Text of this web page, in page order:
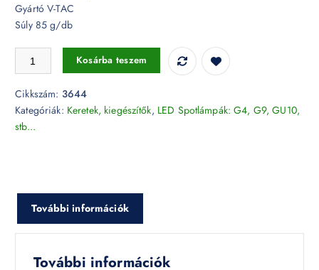
Gyártó V-TAC
Súly 85 g/db
GU10 beépítőkeret ezüst szürke kör - 3644 mennyiség
Kosárba teszem
Cikkszám: 3644
Kategóriák: Keretek, kiegészítők, LED Spotlámpák: G4, G9, GU10,
stb...
További információk
További információk